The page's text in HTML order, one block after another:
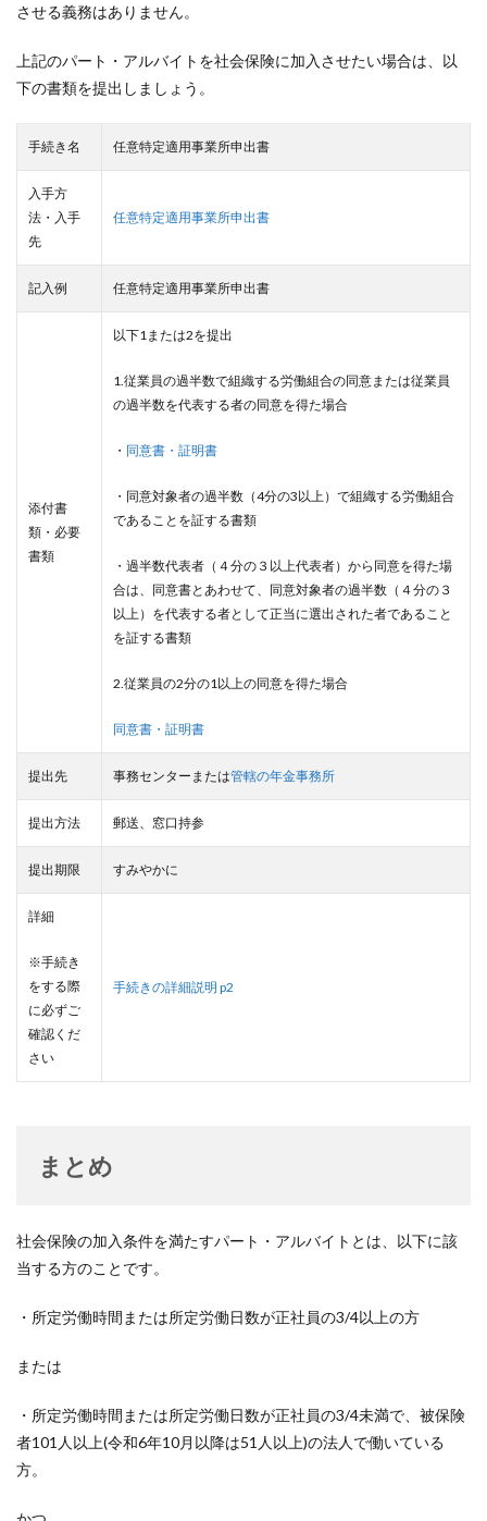
させる義務はありません。
上記のパート・アルバイトを社会保険に加入させたい場合は、以
下の書類を提出しましょう。
手続き名 任意特定適用事業所申出書
入手方
法・入手
先
任意特定適用事業所申出書
記入例 任意特定適用事業所申出書
添付書
類・必要
書類
以下1または2を提出
1.従業員の過半数で組織する労働組合の同意または従業員
の過半数を代表する者の同意を得た場合
・ 同意書・証明書
・同意対象者の過半数（4分の3以上）で組織する労働組合
であることを証する書類
・過半数代表者（４分の３以上代表者）から同意を得た場
合は、同意書とあわせて、同意対象者の過半数（４分の３
以上）を代表する者として正当に選出された者であること
を証する書類
2.従業員の2分の1以上の同意を得た場合
同意書・証明書
提出先 事務センターまたは管轄の年金事務所
提出方法 郵送、窓口持参
提出期限 すみやかに
詳細
※手続き
をする際
に必ずご
確認くだ
さい
手続きの詳細説明 p2
まとめ
社会保険の加入条件を満たすパート・アルバイトとは、以下に該
当する方のことです。
・所定労働時間または所定労働日数が正社員の3/4以上の方
または
・所定労働時間または所定労働日数が正社員の3/4未満で、被保険
者101人以上(令和6年10月以降は51人以上)の法人で働いている
方。